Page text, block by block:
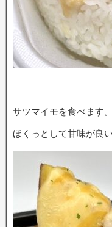
サツマイモを食べます。
ほくっとして甘味が良い